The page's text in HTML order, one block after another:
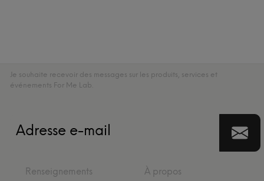
Je souhaite recevoir des messages sur les produits, services et
événements For Me Lab.
Renseignements À propos